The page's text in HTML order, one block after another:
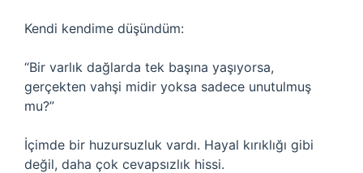
Kendi kendime düşündüm:
“Bir varlık dağlarda tek başına yaşıyorsa,
gerçekten vahşi midir yoksa sadece unutulmuş
mu?”
İçimde bir huzursuzluk vardı. Hayal kırıklığı gibi
değil, daha çok cevapsızlık hissi.